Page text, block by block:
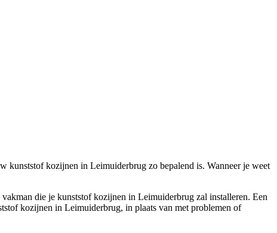
kunststof kozijnen in Leimuiderbrug zo bepalend is. Wanneer je weet
die je kunststof kozijnen in Leimuiderbrug zal installeren. Een
kozijnen in Leimuiderbrug, in plaats van met problemen of